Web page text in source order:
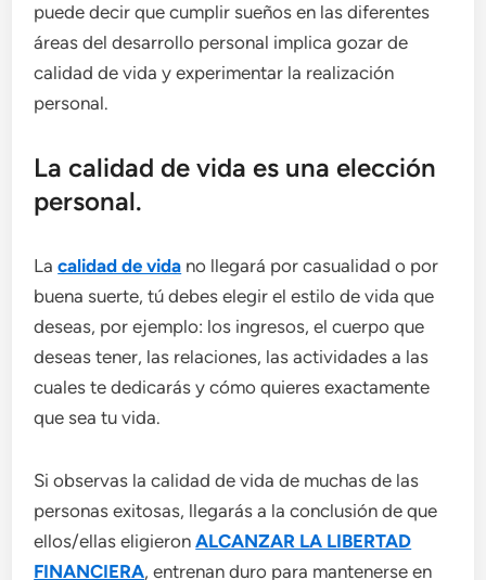
puede decir que cumplir sueños en las diferentes
áreas del desarrollo personal implica gozar de
calidad de vida y experimentar la realización
personal.
La calidad de vida es una elección
personal.
Lacalidad de vida no llegará por casualidad o por
buena suerte, tú debes elegir el estilo de vida que
deseas, por ejemplo: los ingresos, el cuerpo que
deseas tener, las relaciones, las actividades a las
cuales te dedicarás y cómo quieres exactamente
que sea tu vida.
Si observas la calidad de vida de muchas de las
personas exitosas, llegarás a la conclusión de que
ellos/ellas eligieronALCANZAR LA LIBERTAD
FINANCIERA, entrenan duro para mantenerse en